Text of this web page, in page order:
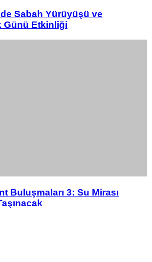
Sabah Yürüyüşü ve
Günü Etkinliği
Buluşmaları 3: Su Mirası